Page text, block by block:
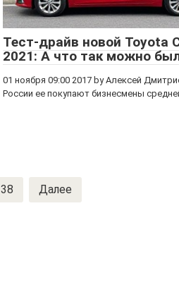
Тест-драйв новой Toyota
2021: А что так можно
01 ноября 09:00 2017 by Алексей
России ее покупают бизнесмены
38 Далее